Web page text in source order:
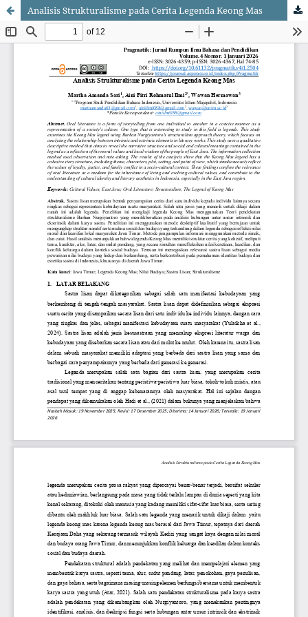
Analisis Strukturalisme pada Cerita Legenda Keong Mas